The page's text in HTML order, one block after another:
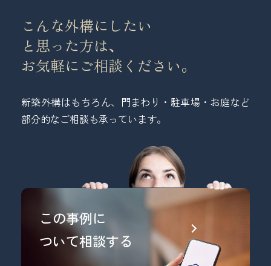
こんな外構にしたい
と思った方は、
お気軽にご相談ください。
新築外構はもちろん、門まわり・駐車場・お庭など
部分的なご相談も承っています。
この事例に
ついて相談する